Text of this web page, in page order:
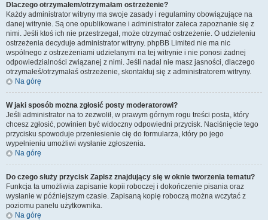
Dlaczego otrzymałem/otrzymałam ostrzeżenie?
Każdy administrator witryny ma swoje zasady i regulaminy obowiązujące na
danej witrynie. Są one opublikowane i administrator zaleca zapoznanie się z
nimi. Jeśli ktoś ich nie przestrzegał, może otrzymać ostrzeżenie. O udzieleniu
ostrzeżenia decyduje administrator witryny. phpBB Limited nie ma nic
wspólnego z ostrzeżeniami udzielanymi na tej witrynie i nie ponosi żadnej
odpowiedzialności związanej z nimi. Jeśli nadal nie masz jasności, dlaczego
otrzymałeś/otrzymałaś ostrzeżenie, skontaktuj się z administratorem witryny.
Na górę
W jaki sposób można zgłosić posty moderatorowi?
Jeśli administrator na to zezwolił, w prawym górnym rogu treści posta, który
chcesz zgłosić, powinien być widoczny odpowiedni przycisk. Naciśnięcie tego
przycisku spowoduje przeniesienie cię do formularza, który po jego
wypełnieniu umożliwi wysłanie zgłoszenia.
Na górę
Do czego służy przycisk Zapisz znajdujący się w oknie tworzenia tematu?
Funkcja ta umożliwia zapisanie kopii roboczej i dokończenie pisania oraz
wysłanie w późniejszym czasie. Zapisaną kopię roboczą można wczytać z
poziomu panelu użytkownika.
Na górę